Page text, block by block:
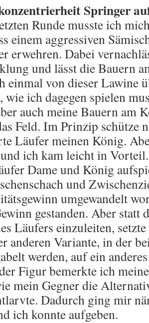
Springer
Runde musste ich
einem aggressiven
erwehren. Dabei
und lässt die Bauern
einmal von dieser Lawine
wie ich dagegen spielen
auch meine Bauern am
Feld. Im Prinzip schütze
Läufer meinen König.
ich kam leicht in
Dame und König
und
umgewandelt
gestanden. Aber statt
Läufers einzuleiten,
anderen Variante, in der
werden, auf ein
Figur bemerkte ich
mein Gegner die
Dadurch ging mir
ich konnte aufgeben.